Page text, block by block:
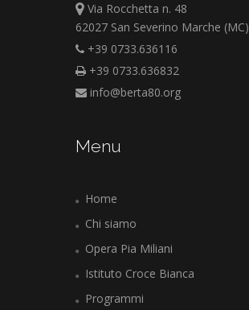
Via Rocchetta n. 48
62027 San Severino Marche (MC)
+39 0733.636116
+39 0733.636832
info@berta80.org
Menu
Home
Chi siamo
Opera Pia Miliani
Istituto Croce Bianca
Programmi